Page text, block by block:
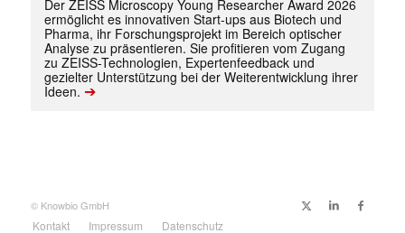
Mit dem |transkript-Newsletter
jede Woche aktuell informiert.
E-
Mail
(erforderlich)
Der ZEISS Microscopy Young Researcher Award 2026
ermöglicht es innovativen Start-ups aus Biotech und
Pharma, ihr Forschungsprojekt im Bereich optischer
Analyse zu präsentieren. Sie profitieren vom Zugang
zu ZEISS-Technologien, Expertenfeedback und
gezielter Unterstützung bei der Weiterentwicklung ihrer
Ideen. ➔
© Knowbio GmbH
Kontakt Impressum Datenschutz